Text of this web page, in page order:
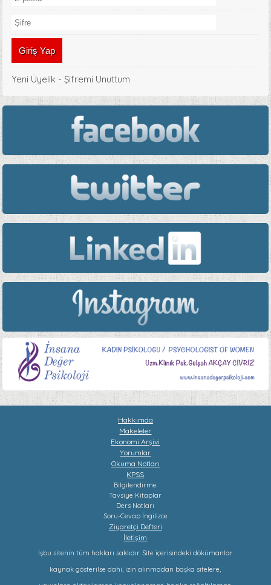
Yeni Üyelik -Şifremi Unuttum
Hakkımda
Makeleler
Ekonomi Arşivi
Yorumlar
Okuma Notları
KPSS
Bilgilendirme
Tavsiye Kitaplar
Ders Notları
Soru-Cevap İngilizce
Ziyaretçi Defteri
İletişim
İşbu sitenin tüm hakları saklıdır. Site içerisindeki dökümanlar
kaynak gösterilse dahi, izin alınmadan başka sitelere,